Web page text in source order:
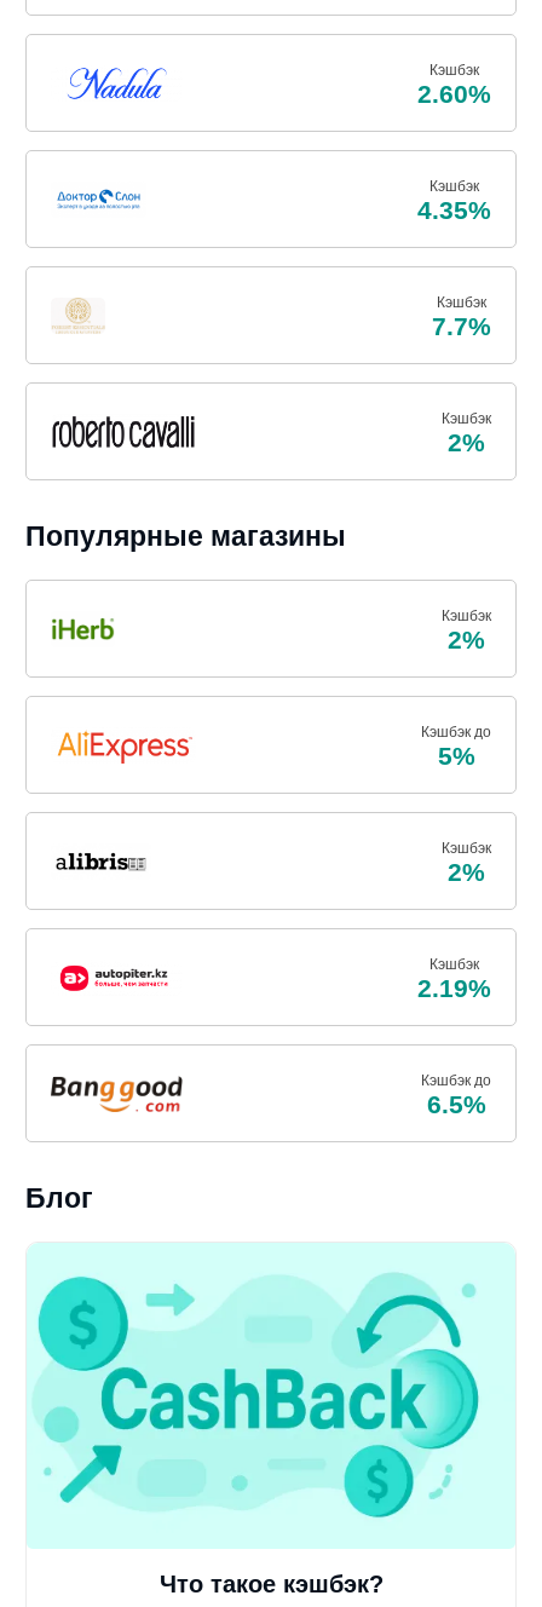
Кэшбэк
2.60%
Кэшбэк
4.35%
Кэшбэк
7.7%
Кэшбэк
2%
Популярные магазины
Кэшбэк
2%
Кэшбэк до
5%
Кэшбэк
2%
Кэшбэк
2.19%
Кэшбэк до
6.5%
Блог
Что такое кэшбэк?